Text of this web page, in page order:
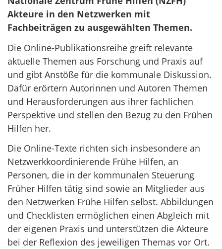
Akteure in den Netzwerken mit
Fachbeiträgen zu ausgewählten Themen.
Die Online-Publikationsreihe greift relevante
aktuelle Themen aus Forschung und Praxis auf
und gibt Anstöße für die kommunale Diskussion.
Dafür erörtern Autorinnen und Autoren Themen
und Herausforderungen aus ihrer fachlichen
Perspektive und stellen den Bezug zu den Frühen
Hilfen her.
Die Online-Texte richten sich insbesondere an
Netzwerkkoordinierende Frühe Hilfen, an
Personen, die in der kommunalen Steuerung
Früher Hilfen tätig sind sowie an Mitglieder aus
den Netzwerken Frühe Hilfen selbst. Abbildungen
und Checklisten ermöglichen einen Abgleich mit
der eigenen Praxis und unterstützen die Akteure
bei der Reflexion des jeweiligen Themas vor Ort.